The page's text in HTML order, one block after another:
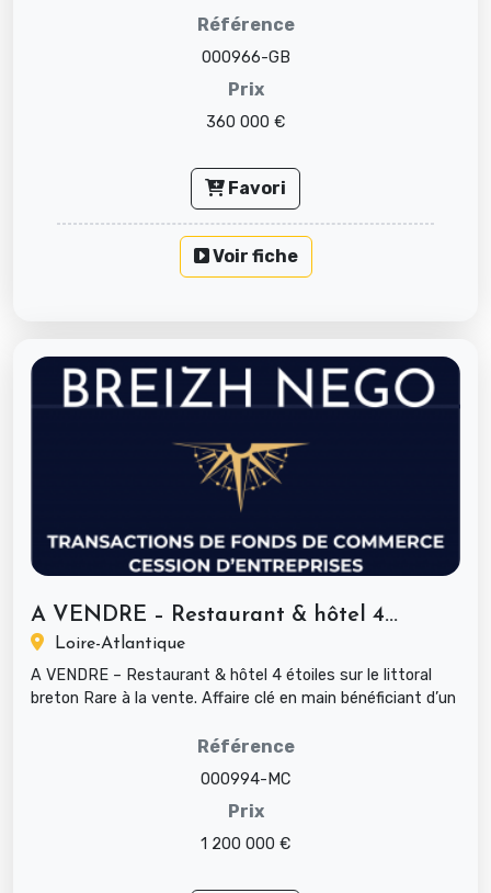
Référence
000966-GB
Prix
360 000 €
Favori
Voir fiche
A VENDRE – Restaurant & hôtel 4...
Loire-Atlantique
A VENDRE – Restaurant & hôtel 4 étoiles sur le littoral
breton Rare à la vente. Affaire clé en main bénéficiant d’un
Référence
000994-MC
Prix
1 200 000 €